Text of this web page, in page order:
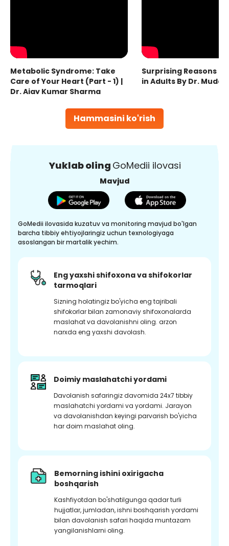
Hammasini ko'rish
Metabolic Syndrome: Take
Care of Your Heart (Part - 1) |
Dr. Ajay Kumar Sharma
Surprising Reasons
in Adults By Dr.
Yuklab oling GoMedii ilovasi
Mavjud
GoMedii ilovasida kuzatuv va monitoring mavjud bo'lgan
barcha tibbiy ehtiyojlaringiz uchun texnologiyaga
asoslangan bir martalik yechim.
Eng yaxshi shifoxona va shifokorlar
tarmoqlari
Sizning holatingiz bo'yicha eng tajribali
shifokorlar bilan zamonaviy shifoxonalarda
maslahat va davolanishni oling. arzon
narxda eng yaxshi davolash.
Doimiy maslahatchi yordami
Davolanish safaringiz davomida 24x7 tibbiy
maslahatchi yordami va yordami. Jarayon
va davolanishdan keyingi parvarish bo'yicha
har doim maslahat oling.
Bemorning ishini oxirigacha
boshqarish
Kashfiyotdan bo'shatilgunga qadar turli
hujjatlar, jumladan, ishni boshqarish yordami
bilan davolanish safari haqida muntazam
yangilanishlarni oling.